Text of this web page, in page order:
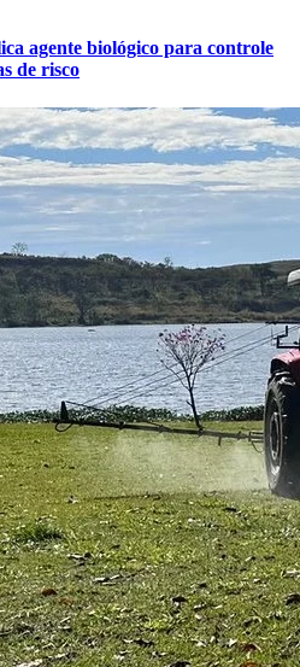
agente biológico para controle
de risco